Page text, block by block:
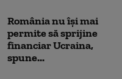
România nu își mai
permite să sprijine
financiar Ucraina,
spune...